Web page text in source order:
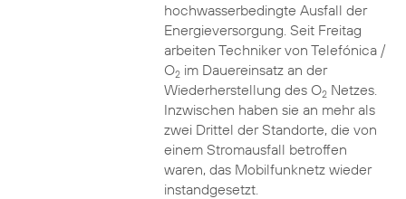
hochwasserbedingte Ausfall der
Energieversorgung. Seit Freitag
arbeiten Techniker von Telefónica /
O2im Dauereinsatz an der
Wiederherstellung des O2Netzes.
Inzwischen haben sie an mehr als
zwei Drittel der Standorte, die von
einem Stromausfall betroffen
waren, das Mobilfunknetz wieder
instandgesetzt.